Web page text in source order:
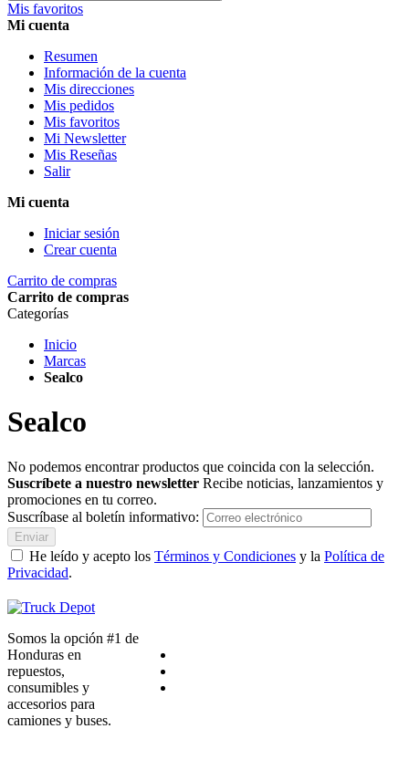
Mis favoritos
Mi cuenta
Resumen
Información de la cuenta
Mis direcciones
Mis pedidos
Mis favoritos
Mi Newsletter
Mis Reseñas
Salir
Mi cuenta
Iniciar sesión
Crear cuenta
Carrito de compras
Carrito de compras
Categorías
Inicio
Marcas
Sealco
Sealco
No podemos encontrar productos que coincida con la selección.
Suscríbete a nuestro newsletter Recibe noticias, lanzamientos y
promociones en tu correo.
Suscríbase al boletín informativo:
Enviar
He leído y acepto los Términos y Condiciones y la Política de
Privacidad.
Somos la opción #1 de
Honduras en
repuestos,
consumibles y
accesorios para
camiones y buses.